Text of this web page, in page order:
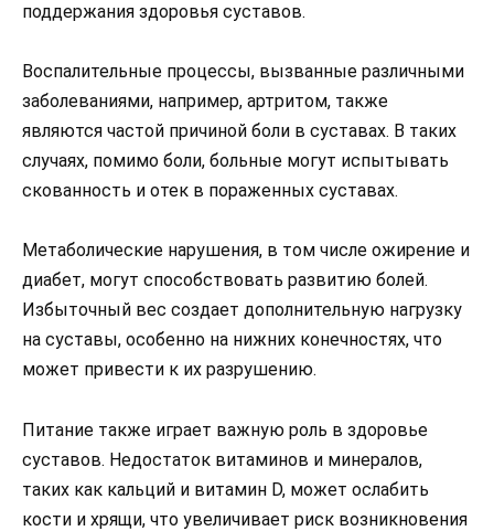
поддержания здоровья суставов.
Воспалительные процессы, вызванные различными
заболеваниями, например, артритом, также
являются частой причиной боли в суставах. В таких
случаях, помимо боли, больные могут испытывать
скованность и отек в пораженных суставах.
Метаболические нарушения, в том числе ожирение и
диабет, могут способствовать развитию болей.
Избыточный вес создает дополнительную нагрузку
на суставы, особенно на нижних конечностях, что
может привести к их разрушению.
Питание также играет важную роль в здоровье
суставов. Недостаток витаминов и минералов,
таких как кальций и витамин D, может ослабить
кости и хрящи, что увеличивает риск возникновения